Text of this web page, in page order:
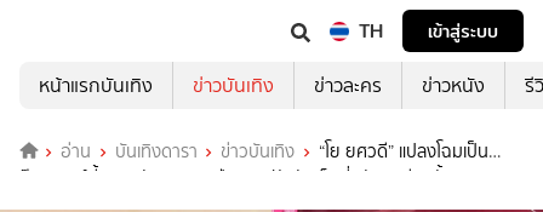
TH
เข้าสู่ระบบ
หน้าแรกบันเทิง
ข่าวบันเทิง ข่าวละคร ข่าวหนัง รี
อ่าน บันเทิงดารา ข่าวบันเทิง
“โย ยศวดี” แปลงโฉมเป็น
ตุ๊กตาบาร์บี้ฉลองวันเกิด 47 ปี ความฝันวัยเด็กที่กลับมาอีกครั้ง!